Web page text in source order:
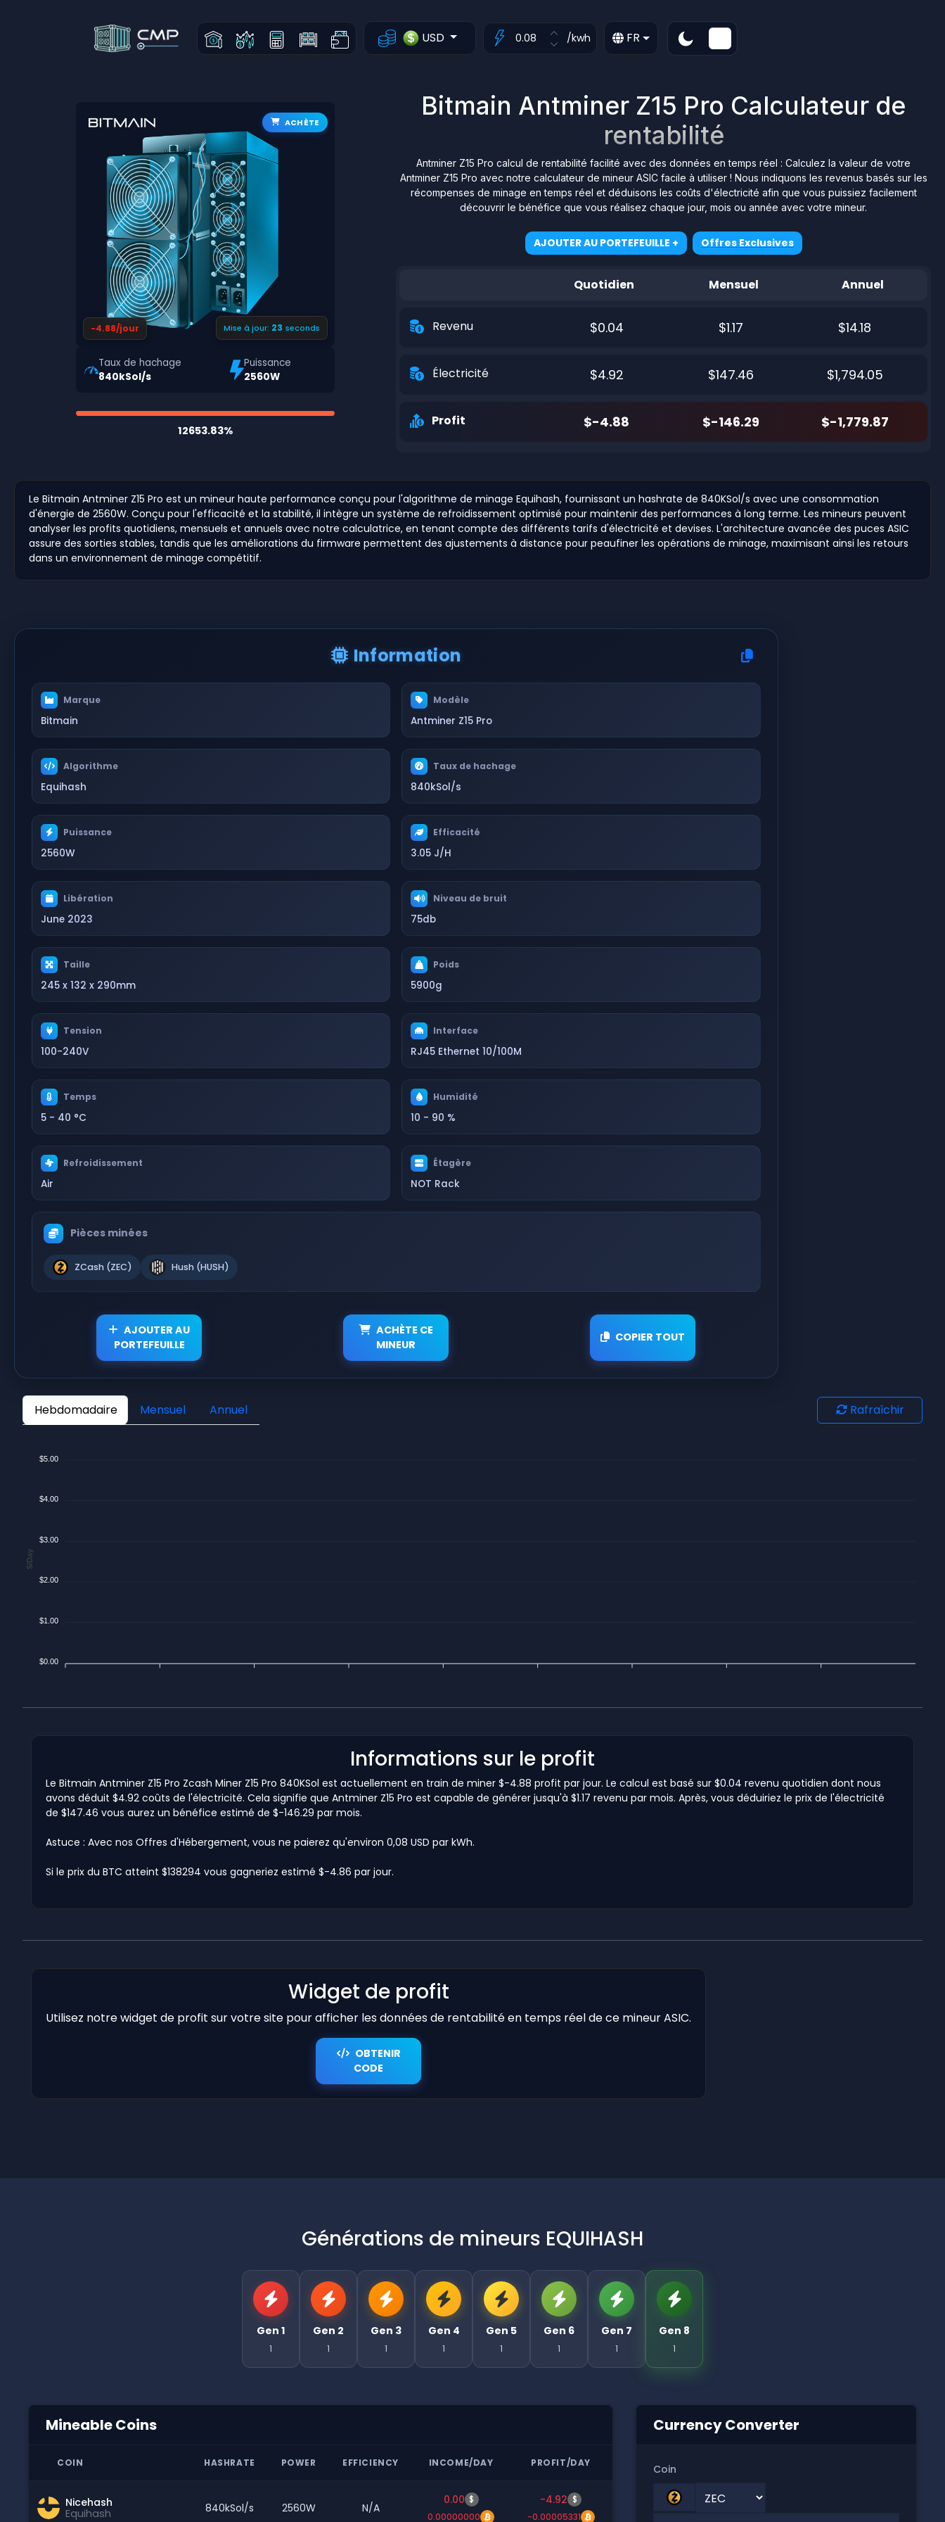
USD /kwh FR
ACHÈTE
-4.88/jour Mise à jour: 22 seconds
Taux de hachage
840kSol/s
Puissance
2560W
12653.83%
Bitmain Antminer Z15 Pro Calculateur de
rentabilité
Antminer Z15 Pro calcul de rentabilité facilité avec des données en temps réel : Calculez la valeur de votre
Antminer Z15 Pro avec notre calculateur de mineur ASIC facile à utiliser ! Nous indiquons les revenus basés sur les
récompenses de minage en temps réel et déduisons les coûts d'électricité afin que vous puissiez facilement
découvrir le bénéfice que vous réalisez chaque jour, mois ou année avec votre mineur.
AJOUTER AU PORTEFEUILLE + Offres Exclusives
Quotidien Mensuel Annuel
Revenu $0.04 $1.17 $14.18
Électricité $4.92 $147.46 $1,794.05
Profit $-4.88 $-146.29 $-1,779.87
Le Bitmain Antminer Z15 Pro est un mineur haute performance conçu pour l'algorithme de minage Equihash, fournissant un hashrate de 840KSol/s avec une consommation
d'énergie de 2560W. Conçu pour l'efficacité et la stabilité, il intègre un système de refroidissement optimisé pour maintenir des performances à long terme. Les mineurs peuvent
analyser les profits quotidiens, mensuels et annuels avec notre calculatrice, en tenant compte des différents tarifs d'électricité et devises. L'architecture avancée des puces ASIC
assure des sorties stables, tandis que les améliorations du firmware permettent des ajustements à distance pour peaufiner les opérations de minage, maximisant ainsi les retours
dans un environnement de minage compétitif.
Information
Marque
Bitmain
Modèle
Antminer Z15 Pro
Algorithme
Equihash
Taux de hachage
840kSol/s
Puissance
2560W
Efficacité
3.05 J/H
Libération
June 2023
Niveau de bruit
75db
Taille
245 x 132 x 290mm
Poids
5900g
Tension
100-240V
Interface
RJ45 Ethernet 10/100M
Temps
5 - 40 °C
Humidité
10 - 90 %
Refroidissement
Air
Étagère
NOT Rack
Pièces minées
ZCash (ZEC) Hush (HUSH)
AJOUTER AU
PORTEFEUILLE
ACHÈTE CE
MINEUR
COPIER TOUT
Hebdomadaire Mensuel Annuel Rafraîchir
$5.00
$4.00
$3.00
$2.00
$1.00
$0.00
$/Day
Informations sur le profit
Le Bitmain Antminer Z15 Pro Zcash Miner Z15 Pro 840KSol est actuellement en train de miner $-4.88 profit par jour. Le calcul est basé sur $0.04 revenu quotidien dont nous
avons déduit $4.92 coûts de l'électricité. Cela signifie que Antminer Z15 Pro est capable de générer jusqu'à $1.17 revenu par mois. Après, vous déduiriez le prix de l'électricité
de $147.46 vous aurez un bénéfice estimé de $-146.29 par mois.
Astuce : Avec nos Offres d'Hébergement, vous ne paierez qu'environ 0,08 USD par kWh.
Si le prix du BTC atteint $138294 vous gagneriez estimé $-4.86 par jour.
Widget de profit
Utilisez notre widget de profit sur votre site pour afficher les données de rentabilité en temps réel de ce mineur ASIC.
OBTENIR
CODE
Générations de mineurs EQUIHASH
Gen 1
1
Gen 2
1
Gen 3
1
Gen 4
1
Gen 5
1
Gen 6
1
Gen 7
1
Gen 8
1
Mineable Coins
COIN HASHRATE POWER EFFICIENCY INCOME/DAY PROFIT/DAY
Nicehash
Equihash
840kSol/s 2560W N/A
0.00 $
0.00000000
-4.92 $
-0.00005331
Currency Converter
Coin